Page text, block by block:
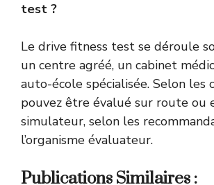
test ?
Le drive fitness test se déroule
un centre agréé, un cabinet
auto-école spécialisée. Selon les
pouvez être évalué sur route ou
simulateur, selon les
l’organisme évaluateur.
Publications Similaires :